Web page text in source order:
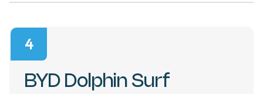
4
BYD Dolphin Surf